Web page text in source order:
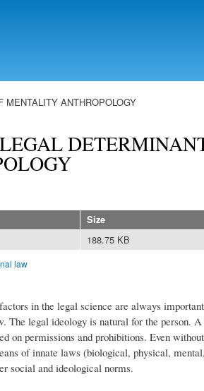
ANTHROPOLOGY
Size
188.75 KB
law
in the legal science are always
The legal ideology is natural for the person. A
on permissions and prohibitions. Even
of innate laws (biological, physical,
social and ideological norms.